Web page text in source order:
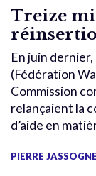
Treize
En juin
(Fédération
Commission
relançaient la
d’aide en
PIERRE JASSOGNE